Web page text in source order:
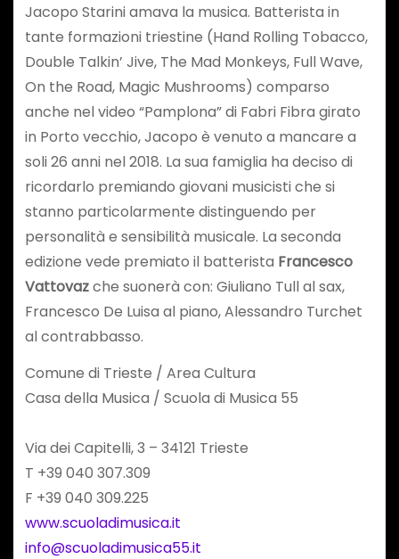
Jacopo Starini amava la musica. Batterista in
tante formazioni triestine (Hand Rolling Tobacco,
Double Talkin’ Jive, The Mad Monkeys, Full Wave,
On the Road, Magic Mushrooms) comparso
anche nel video “Pamplona” di Fabri Fibra girato
in Porto vecchio, Jacopo è venuto a mancare a
soli 26 anni nel 2018. La sua famiglia ha deciso di
ricordarlo premiando giovani musicisti che si
stanno particolarmente distinguendo per
personalità e sensibilità musicale. La seconda
edizione vede premiato il batterista Francesco
Vattovazche suonerà con: Giuliano Tull al sax,
Francesco De Luisa al piano, Alessandro Turchet
al contrabbasso.
Comune di Trieste / Area Cultura
Casa della Musica / Scuola di Musica 55
Via dei Capitelli, 3 – 34121 Trieste
T +39 040 307.309
F +39 040 309.225
www.scuoladimusica.it
info@scuoladimusica55.it